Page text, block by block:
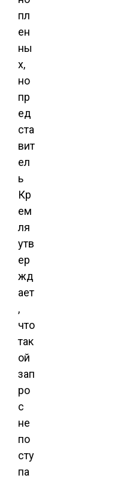
пл
ен
ны
х,
но
пр
ед
ста
вит
ел
ь
Кр
ем
ля
утв
ер
жд
ает
,
что
так
ой
зап
ро
с
не
по
сту
па